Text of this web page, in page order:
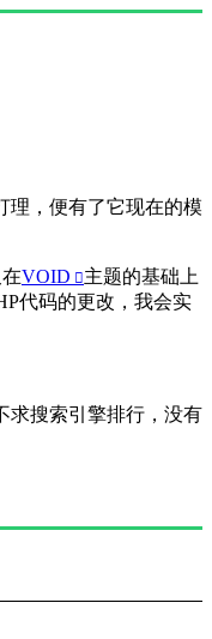
理，便有了它现在的模
VOID
主题的基础上
代码的更改，我会实
求搜索引擎排行，没有